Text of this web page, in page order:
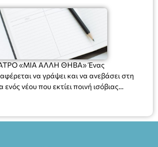
στα παρακάτω θέματα:
«ΜΙΑ ΑΛΛΗ ΘΗΒΑ» Ένας
να γράψει και να ανεβάσει στη
ενός νέου που εκτίει ποινή ισόβιας
Ένα πολυβραβευμένο έργο για
Ένα έργο αινιγματικό, συγκινητικό,